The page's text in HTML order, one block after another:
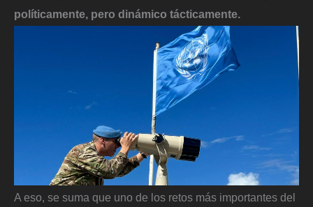
políticamente, pero dinámico tácticamente.
A eso, se suma que uno de los retos más importantes del